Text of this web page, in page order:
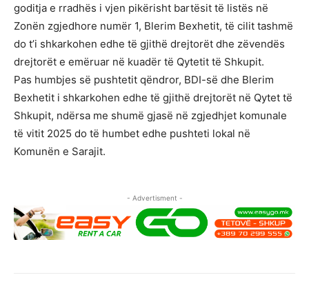
goditja e rradhës i vjen pikërisht bartësit të listës në
Zonën zgjedhore numër 1, Blerim Bexhetit, të cilit tashmë
do t’i shkarkohen edhe të gjithë drejtorët dhe zëvendës
drejtorët e emëruar në kuadër të Qytetit të Shkupit.
Pas humbjes së pushtetit qëndror, BDI-së dhe Blerim
Bexhetit i shkarkohen edhe të gjithë drejtorët në Qytet të
Shkupit, ndërsa me shumë gjasë në zgjedhjet komunale
të vitit 2025 do të humbet edhe pushteti lokal në
Komunën e Sarajit.
- Advertisment -